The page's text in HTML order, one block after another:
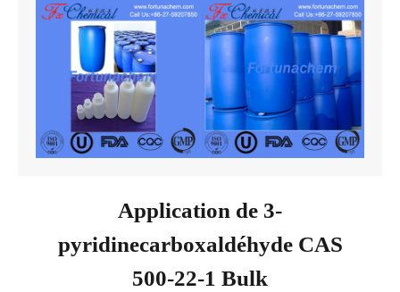
Application de 3-
pyridinecarboxaldéhyde CAS
500-22-1 Bulk